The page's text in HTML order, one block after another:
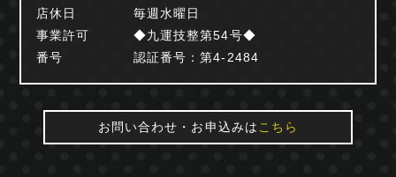
店休日
毎週水曜日
事業許可
番号
◆九運技整第54号◆
認証番号：第4-2484
お問い合わせ・お申込みは こちら